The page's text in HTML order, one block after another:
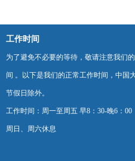
工作时间
为了避免不必要的等待，敬请注意我们
间 。以下是我们的正常工作时间，中国
节假日除外。
工作时间：周一至周五 早8：30-晚6：00
周日、周六休息